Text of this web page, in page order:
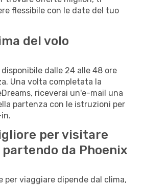
flessibile con le date del tuo
del volo
dalle 24 alle 48 ore
Una volta completata la
riceverai un'e-mail una
partenza con le istruzioni per
per visitare
partendo da Phoenix
per viaggiare dipende dal clima,